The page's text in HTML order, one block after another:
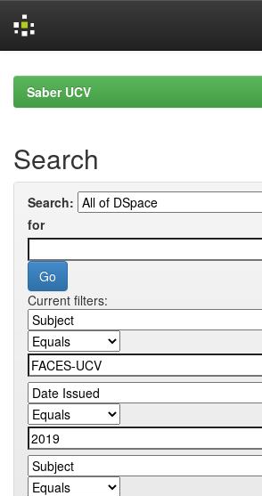
navigationSaber UCV
Search
Search:
for
Current filters: